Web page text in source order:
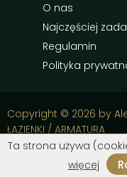
Zobacz produkty
O nas
Najczęściej
Regulamin
Polityka
Copyright © 2026 by
ŁAZIENKI / ARMATURA
Ta strona używa
więcej